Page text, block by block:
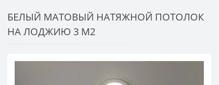
БЕЛЫЙ МАТОВЫЙ НАТЯЖНОЙ ПОТОЛОК
НА ЛОДЖИЮ 3 М2